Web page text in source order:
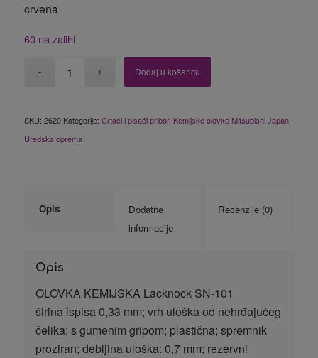
crvena
60 na zalihi
Dodaj u košaricu
SKU: 2620 Kategorije: Crtaći i pisaći pribor, Kemijske olovke Mitsubishi Japan,
Uredska oprema
Opis
Dodatne
informacije
Recenzije (0)
Opis
OLOVKA KEMIJSKA Lacknock SN-101
širina ispisa 0,33 mm; vrh uloška od nehrđajućeg
čelika; s gumenim gripom; plastična; spremnik
proziran; debljina uloška: 0,7 mm; rezervni